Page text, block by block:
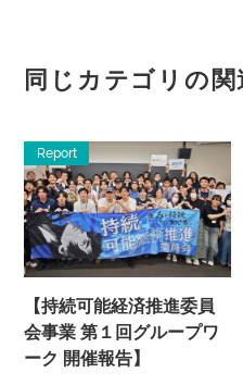
同じカテゴリの関
Report
【持続可能経済推進委員
会事業 第１回グループワ
ーク 開催報告】